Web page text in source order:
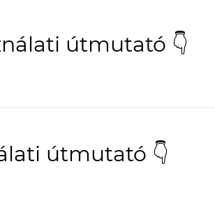
útmutató 👇
útmutató 👇